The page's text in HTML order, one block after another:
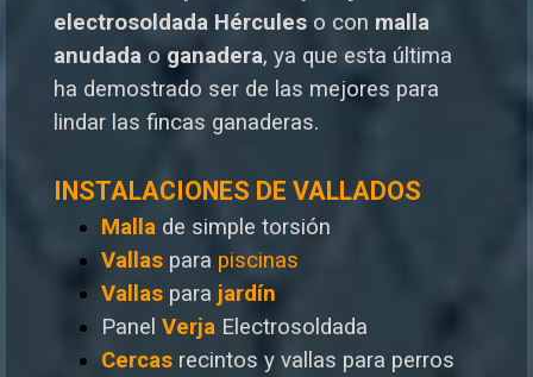
electrosoldada Hércules o con malla
anudada o ganadera, ya que esta última
ha demostrado ser de las mejores para
lindar las fincas ganaderas.
INSTALACIONES DE VALLADOS
Malla de simple torsión
Vallas para piscinas
Vallas para jardín
Panel Verja Electrosoldada
Cercas recintos y vallas para perros